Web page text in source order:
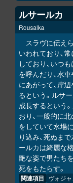
ルサールカ
Rousalka
スラヴに伝え
いわれており、
しており、いつ
を呼んだり、水
にあがって、岸
るという。ルサ
成長するという
おり、一般的に
をしていて水場
り込み、死ぬま
ールカは綺麗な
艶な姿で男たち
死をもたらす。
関連項目 ヴォジ